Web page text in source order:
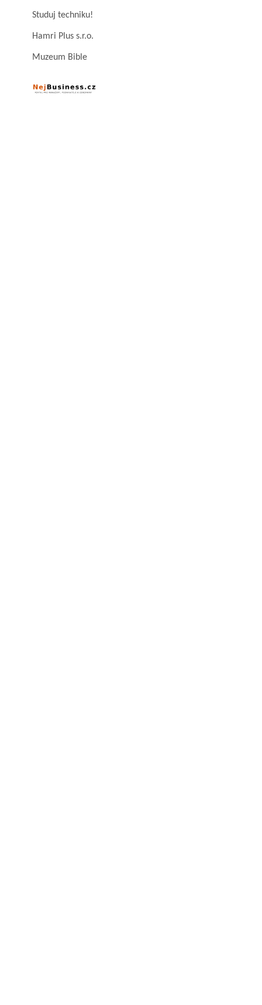
Studuj techniku!
Hamri Plus s.r.o.
Muzeum Bible